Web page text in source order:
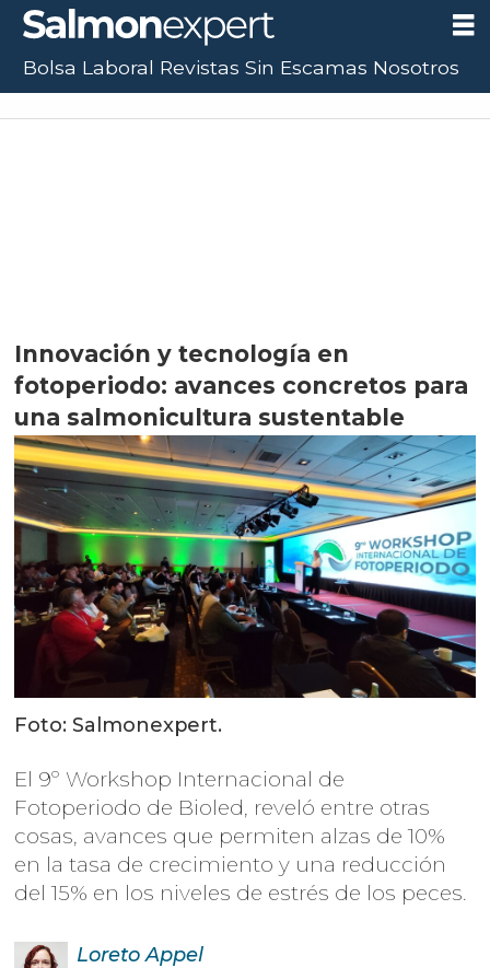
Innovación y tecnología en
fotoperiodo: avances concretos para
una salmonicultura sustentable
Foto: Salmonexpert.
El 9º Workshop Internacional de
Fotoperiodo de Bioled, reveló entre otras
cosas, avances que permiten alzas de 10%
en la tasa de crecimiento y una reducción
del 15% en los niveles de estrés de los peces.
Loreto Appel
Bolsa Laboral Revistas Sin Escamas Nosotros